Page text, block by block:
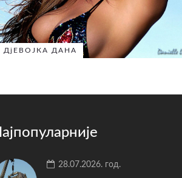
ДјЕВОЈКА ДАНА
28.07.2026. год.